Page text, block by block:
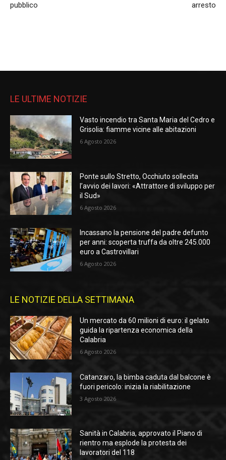
pubblico
arresto
LE ULTIME NOTIZIE
Vasto incendio tra Santa Maria del Cedro e
Grisolia: fiamme vicine alle abitazioni
6 Agosto 2026
Ponte sullo Stretto, Occhiuto sollecita
l’avvio dei lavori: «Attrattore di sviluppo per
il Sud»
6 Agosto 2026
Incassano la pensione del padre defunto
per anni: scoperta truffa da oltre 245.000
euro a Castrovillari
6 Agosto 2026
LE NOTIZIE DELLA SETTIMANA
Un mercato da 60 milioni di euro: il gelato
guida la ripartenza economica della
Calabria
6 Agosto 2026
Catanzaro, la bimba caduta dal balcone è
fuori pericolo: inizia la riabilitazione
3 Agosto 2026
Sanità in Calabria, approvato il Piano di
rientro ma esplode la protesta dei
lavoratori del 118